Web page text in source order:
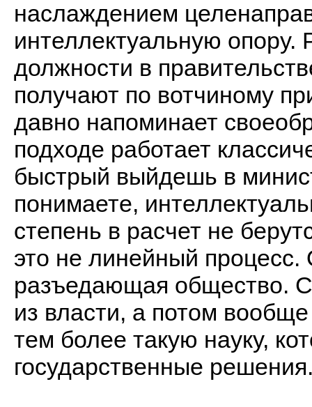
наслаждением
интеллектуальную опору.
должности в
получают по вотчиному
давно напоминает
подходе работает
быстрый выйдешь в
понимаете,
степень в расчет не
это не линейный процесс.
разъедающая общество.
из власти, а потом
тем более такую науку,
государственные